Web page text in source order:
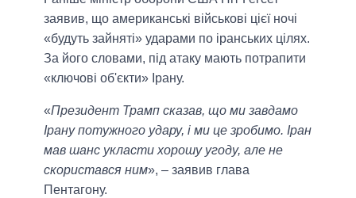
заявив, що американські військові цієї ночі
«будуть зайняті» ударами по іранських цілях.
За його словами, під атаку мають потрапити
«ключові об'єкти» Ірану.
«Президент Трамп сказав, що ми завдамо
Ірану потужного удару, і ми це зробимо. Іран
мав шанс укласти хорошу угоду, але не
скористався ним», – заявив глава
Пентагону.